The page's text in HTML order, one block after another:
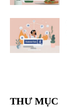
THƯ MỤC